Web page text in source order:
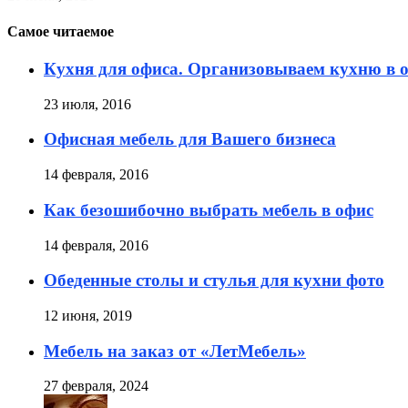
Самое читаемое
Кухня для офиса. Организовываем кухню в
23 июля, 2016
Офисная мебель для Вашего бизнеса
14 февраля, 2016
Как безошибочно выбрать мебель в офис
14 февраля, 2016
Обеденные столы и стулья для кухни фото
12 июня, 2019
Мебель на заказ от «ЛетМебель»
27 февраля, 2024